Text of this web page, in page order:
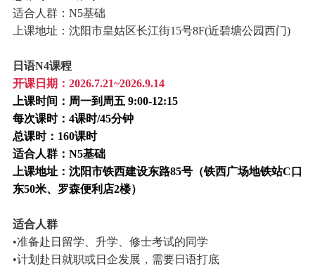
适合人群：N5基础
上课地址：沈阳市皇姑区长江街15号8F(近碧塘公园西门)
日语N4课程
开课日期： 2026.7.21~2026.9.14
上课时间：周一到周五 9:00-12:15
每次课时：4课时/45分钟
总课时：160课时
适合人群：N5基础
上课地址：沈阳市铁西建设东路85号（铁西广场地铁站C口
东50米、罗森便利店2楼）
适合人群
•准备赴日留学、升学、修士考试的同学
•计划赴日就职或日企发展，需要日语打底